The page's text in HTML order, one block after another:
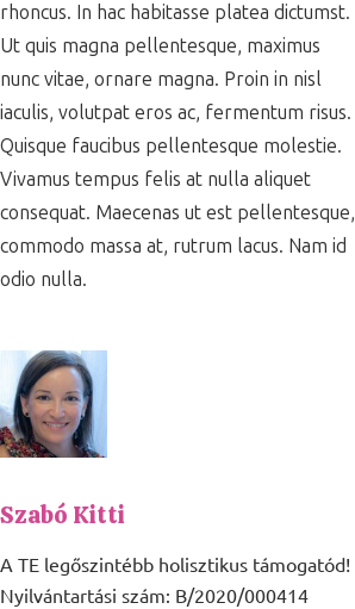
rhoncus. In hac habitasse platea dictumst.
Ut quis magna pellentesque, maximus
nunc vitae, ornare magna. Proin in nisl
iaculis, volutpat eros ac, fermentum risus.
Quisque faucibus pellentesque molestie.
Vivamus tempus felis at nulla aliquet
consequat. Maecenas ut est pellentesque,
commodo massa at, rutrum lacus. Nam id
odio nulla.
Szabó Kitti
A TE legőszintébb holisztikus támogatód!
Nyilvántartási szám: B/2020/000414